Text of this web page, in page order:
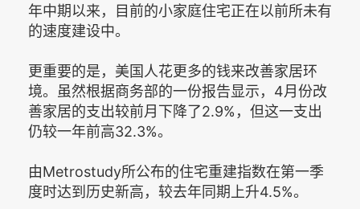
年中期以来，目前的小家庭住宅正在以前所未有
的速度建设中。
更重要的是，美国人花更多的钱来改善家居环
境。虽然根据商务部的一份报告显示，4月份改
善家居的支出较前月下降了2.9%，但这一支出
仍较一年前高32.3%。
由Metrostudy所公布的住宅重建指数在第一季
度时达到历史新高，较去年同期上升4.5%。